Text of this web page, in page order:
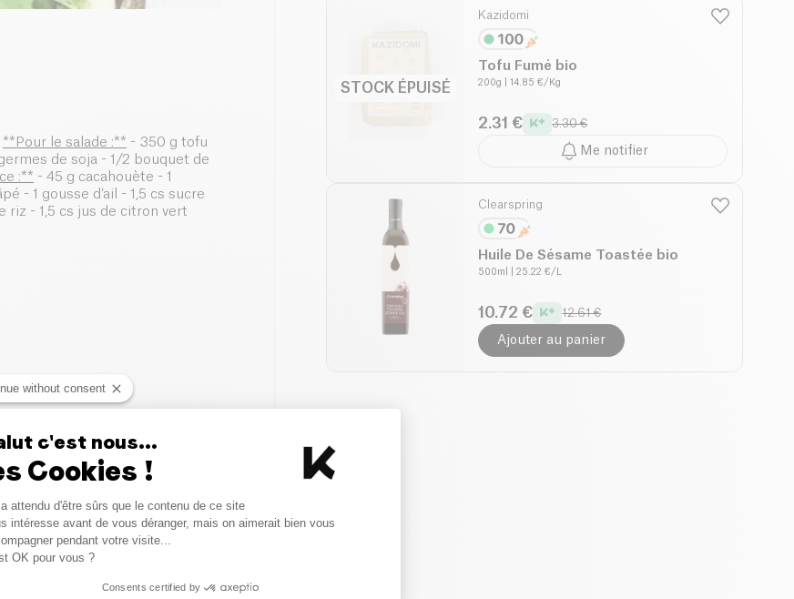
**Pour le salade :** - 350 g tofu
de soja - 1/2 bouquet de
:** - 45 g cacahouète - 1
- 1 gousse d’ail - 1,5 cs sucre
riz - 1,5 cs jus de citron vert
omelettes. Roulez les et
STOCK ÉPUISÉ
Kazidomi
Tofu Fumé bio
200g | 14.85 €/Kg
2.31 € 3.30 €
Me notifier
Clearspring
Huile De Sésame Toastée bio
500ml | 25.22 €/L
10.72 € 12.61 €
Ajouter au panier
without consent
c'est nous...
Cookies !
Management Platform: Personalize Your Options
attendu d'être sûrs que le contenu de ce site
intéresse avant de vous déranger, mais on aimerait bien vous
pendant votre visite...
OK pour vous ?
Consents certified by
Axeptio consent